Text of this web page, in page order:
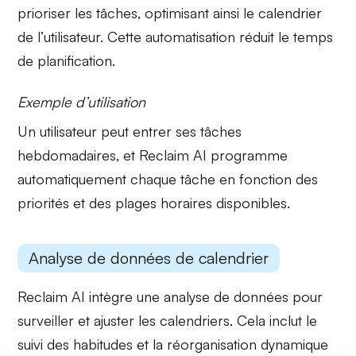
prioriser les tâches, optimisant ainsi le calendrier
de l’utilisateur. Cette automatisation réduit le temps
de planification.
Exemple d’utilisation
Un utilisateur peut entrer ses tâches
hebdomadaires, et Reclaim AI programme
automatiquement chaque tâche en fonction des
priorités et des plages horaires disponibles.
Analyse de données de calendrier
Reclaim AI intègre une analyse de données pour
surveiller et ajuster les calendriers. Cela inclut le
suivi des habitudes et la réorganisation dynamique